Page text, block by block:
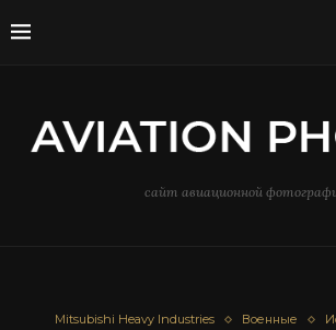
сайт авиационной
Mitsubishi Heavy Industries Военные